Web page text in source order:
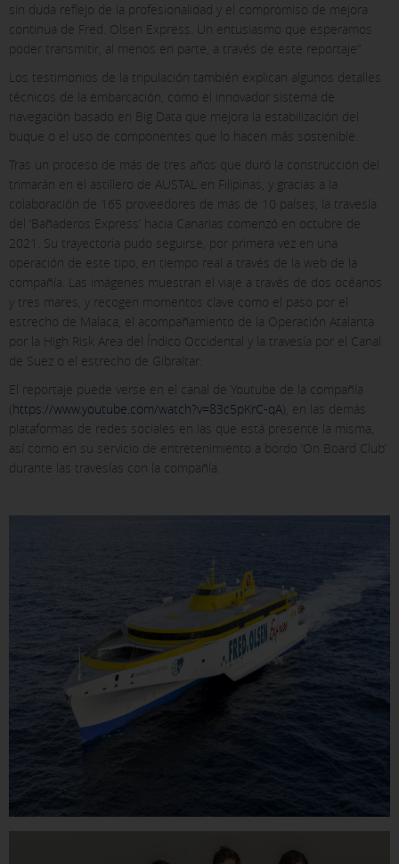
sin duda reflejo de la profesionalidad y el compromiso de mejora
continua de Fred. Olsen Express. Un entusiasmo que esperamos
poder transmitir, al menos en parte, a través de este reportaje”.
Los testimonios de la tripulación también explican algunos detalles
técnicos de la embarcación, como el innovador sistema de
navegación basado en Big Data que mejora la estabilización del
buque o el uso de componentes que lo hacen más sostenible.
Tras un proceso de más de tres años que duró la construcción del
trimarán en el astillero de AUSTAL en Filipinas, y gracias a la
colaboración de 165 proveedores de más de 10 países, la travesía
del ‘Bañaderos Express’ hacia Canarias comenzó en octubre de
2021. Su trayectoria pudo seguirse, por primera vez en una
operación de este tipo, en tiempo real a través de la web de la
compañía. Las imágenes muestran el viaje a través de dos océanos
y tres mares, y recogen momentos clave como el paso por el
estrecho de Malaca, el acompañamiento de la Operación Atalanta
por la High Risk Area del Índico Occidental y la travesía por el Canal
de Suez o el estrecho de Gibraltar.
El reportaje puede verse en el canal de Youtube de la compañía
(https://www.youtube.com/watch?v=83c5pKrC-qA ), en las demás
plataformas de redes sociales en las que está presente la misma,
así como en su servicio de entretenimiento a bordo ‘On Board Club’
durante las travesías con la compañía.